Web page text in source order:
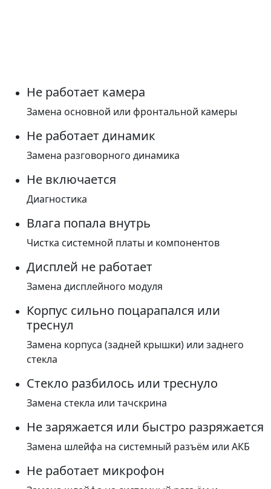
Не работает камера
Замена основной или фронтальной камеры
Не работает динамик
Замена разговорного динамика
Не включается
Диагностика
Влага попала внутрь
Чистка системной платы и компонентов
Дисплей не работает
Замена дисплейного модуля
Корпус сильно поцарапался или
треснул
Замена корпуса (задней крышки) или заднего
стекла
Стекло разбилось или треснуло
Замена стекла или тачскрина
Не заряжается или быстро разряжается
Замена шлейфа на системный разъём или АКБ
Не работает микрофон